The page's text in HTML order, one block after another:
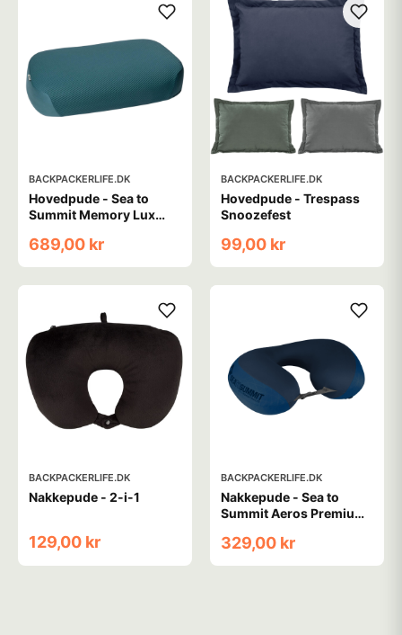
BACKPACKERLIFE.DK
Hovedpude - Sea to
Summit Memory Lux
689,00 kr
BACKPACKERLIFE.DK
Hovedpude - Trespass
Snoozefest
99,00 kr
BACKPACKERLIFE.DK
Nakkepude - 2-i-1
129,00 kr
BACKPACKERLIFE.DK
Nakkepude - Sea to
Summit Aeros Premium
329,00 kr